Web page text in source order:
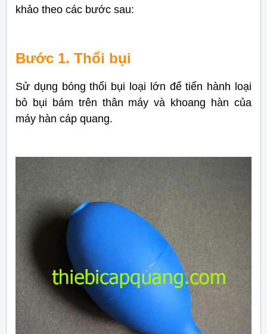
khảo theo các bước sau:
Bước 1. Thổi bụi
Sử dụng bóng thổi bụi loại lớn để tiến hành loại
bỏ bụi bám trên thân máy và khoang hàn của
máy hàn cáp quang.